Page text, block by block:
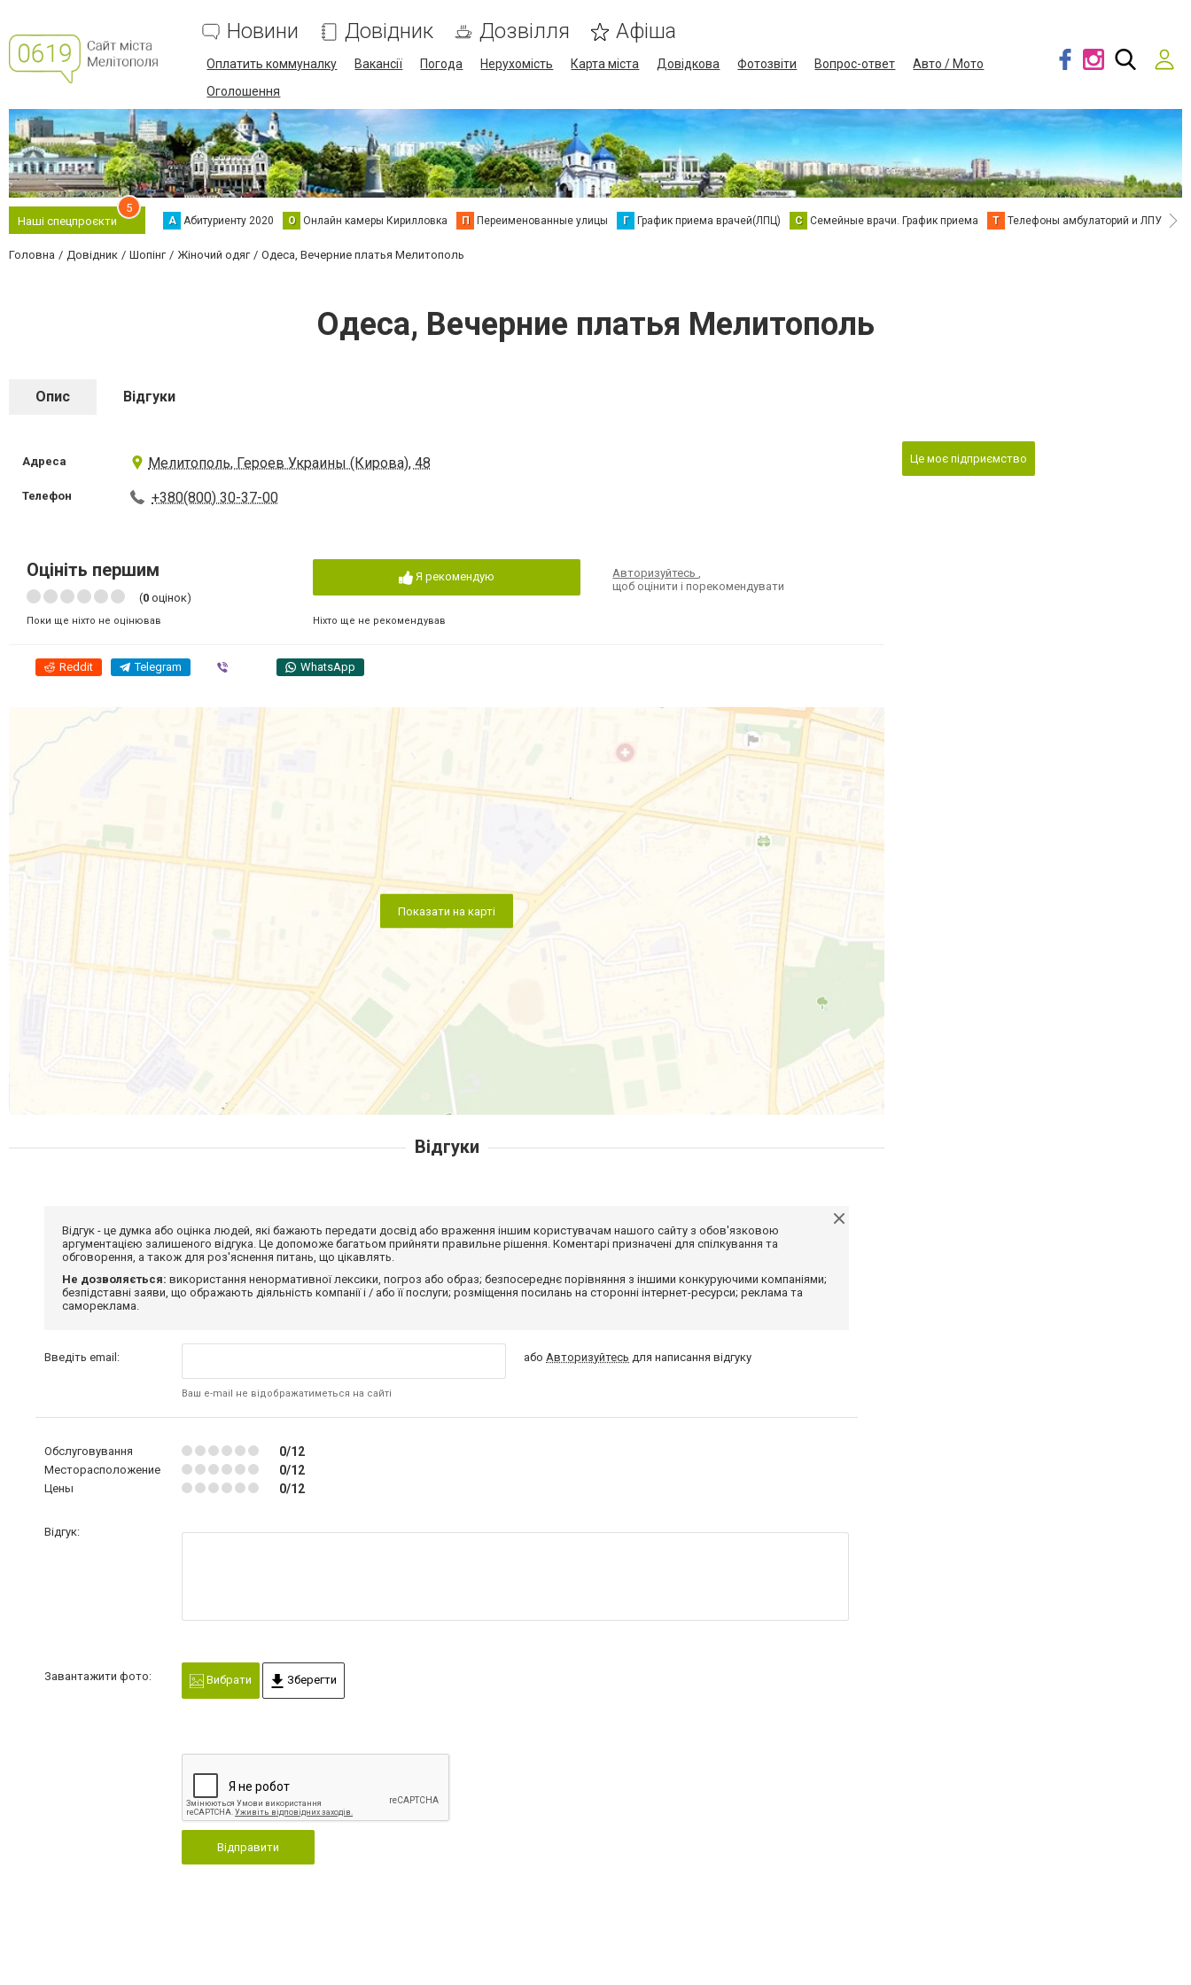
Новини Довідник Дозвілля Афіша
Оплатить коммуналку Вакансії Погода Нерухомість Карта міста Довідкова Фотозвіти Вопрос-ответ
Авто / Мото
Оголошення
Наші спецпроєкти
5
А Абитуриенту 2020 О Онлайн камеры Кирилловка П Переименованные улицы Г График приема врачей(ЛПЦ) С Семейные врачи. График приема Т Телефоны амбулаторий и ЛПУ В
Головна Довідник Шопінг Жіночий одяг Одеса, Вечерние платья Мелитополь
Одеса, Вечерние платья Мелитополь
Опис Відгуки
Адреса Мелитополь, Героев Украины (Кирова), 48
Телефон +380(800) 30-37-00
Оцініть першим
(0 оцінок)
Поки ще ніхто не оцінював
Я рекомендую
Ніхто ще не рекомендував
Авторизуйтесь,
щоб оцінити і порекомендувати
Reddit Telegram WhatsApp
Показати на карті
Це моє підприємство
Відгуки
Відгук - це думка або оцінка людей, які бажають передати досвід або враження іншим користувачам нашого сайту з обов'язковою
аргументацією залишеного відгука. Це допоможе багатьом прийняти правильне рішення. Коментарі призначені для спілкування та
обговорення, а також для роз'яснення питань, що цікавлять.
Не дозволяється: використання ненормативної лексики, погроз або образ; безпосереднє порівняння з іншими конкуруючими компаніями;
безпідставні заяви, що ображають діяльність компанії і / або її послуги; розміщення посилань на сторонні інтернет-ресурси; реклама та
самореклама.
Введіть email:
Ваш e-mail не відображатиметься на сайті
абоАвторизуйтесь для написання відгуку
Обслуговування 0/12
Месторасположение 0/12
Цены 0/12
Відгук:
Завантажити фото: Вибрати Зберегти
Відправити